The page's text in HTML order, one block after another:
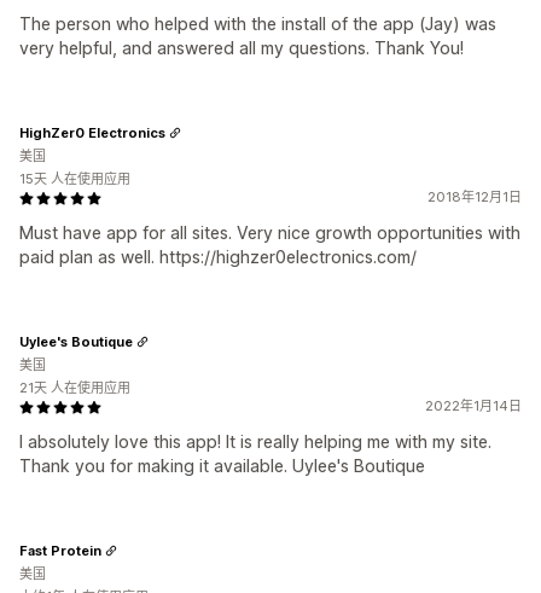
The person who helped with the install of the app (Jay) was
very helpful, and answered all my questions. Thank You!
2018年12月1日
Must have app for all sites. Very nice growth opportunities with
paid plan as well. https://highzer0electronics.com/
HighZer0 Electronics
美国
15天 人在使用应用
2022年1月14日
I absolutely love this app! It is really helping me with my site.
Thank you for making it available. Uylee's Boutique
Uylee's Boutique
美国
21天 人在使用应用
Fast Protein
美国